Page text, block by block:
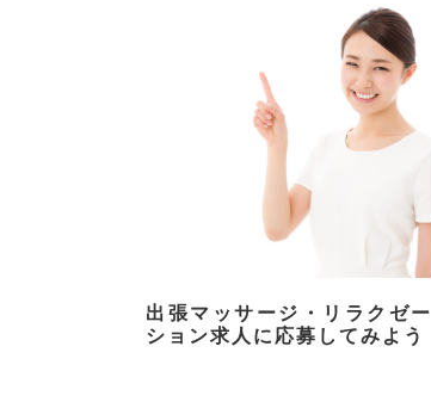
出張マッサージ・リラクゼー
ション求人に応募してみよう